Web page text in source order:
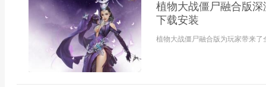
植物大战僵尸融合版
下载安装
植物大战僵尸融合版为玩家带来